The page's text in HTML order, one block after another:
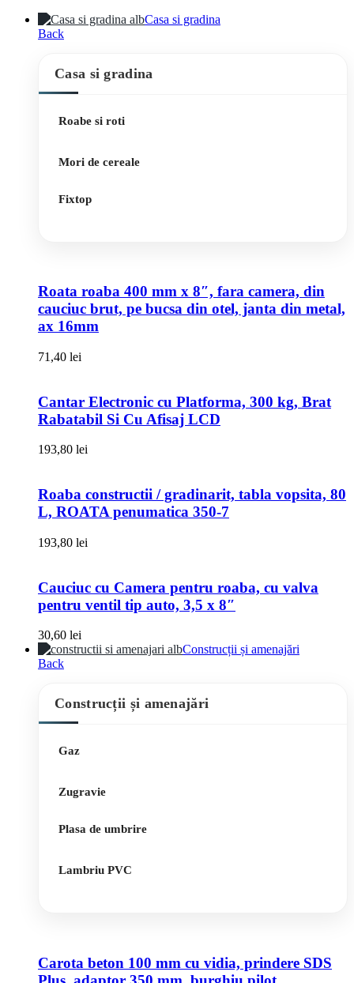
Casa si gradina
Back
Casa si gradina
Roabe si roti
Mori de cereale
Fixtop
Roata roaba 400 mm x 8″, fara camera, din
cauciuc brut, pe bucsa din otel, janta din metal,
ax 16mm
71,40 lei
Cantar Electronic cu Platforma, 300 kg, Brat
Rabatabil Si Cu Afisaj LCD
193,80 lei
Roaba constructii / gradinarit, tabla vopsita, 80
L, ROATA penumatica 350-7
193,80 lei
Cauciuc cu Camera pentru roaba, cu valva
pentru ventil tip auto, 3,5 x 8″
30,60 lei
Construcții și amenajări
Back
Construcții și amenajări
Gaz
Zugravie
Plasa de umbrire
Lambriu PVC
Carota beton 100 mm cu vidia, prindere SDS